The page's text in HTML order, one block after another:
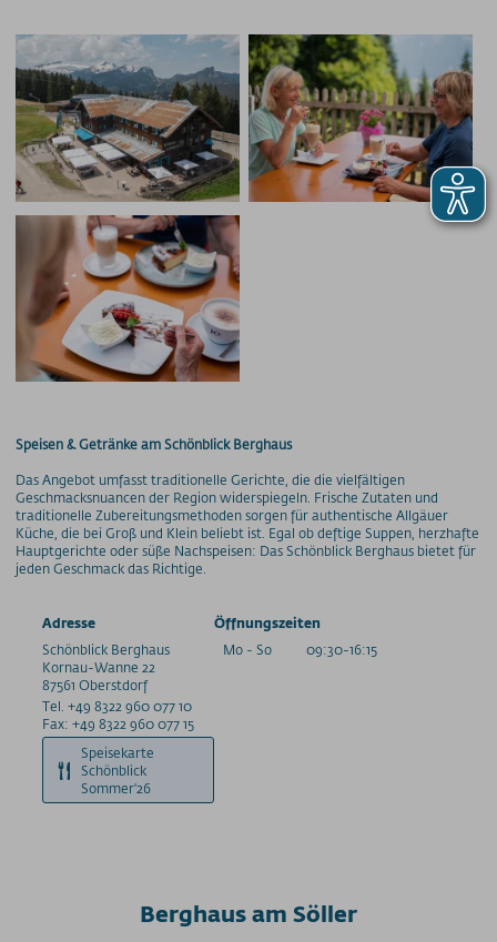
Speisen & Getränke am Schönblick Berghaus
Das Angebot umfasst traditionelle Gerichte, die die vielfältigen
Geschmacksnuancen der Region widerspiegeln. Frische Zutaten und
traditionelle Zubereitungsmethoden sorgen für authentische Allgäuer
Küche, die bei Groß und Klein beliebt ist. Egal ob deftige Suppen, herzhafte
Hauptgerichte oder süße Nachspeisen: Das Schönblick Berghaus bietet für
jeden Geschmack das Richtige.
Adresse
Schönblick Berghaus
Kornau-Wanne 22
87561 Oberstdorf
Tel. +49 8322 960 077 10
Fax: +49 8322 960 077 15
Öffnungszeiten
Mo - So
09:30-16:15
Speisekarte
Schönblick
Sommer'26
Berghaus am Söller